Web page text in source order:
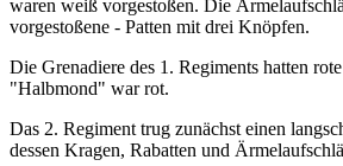
waren weiß vorgestoßen. Die
vorgestoßene - Patten mit drei Knöpfen.
Die Grenadiere des 1. Regiments hatten
"Halbmond" war rot.
Das 2. Regiment trug zunächst einen
dessen Kragen, Rabatten und